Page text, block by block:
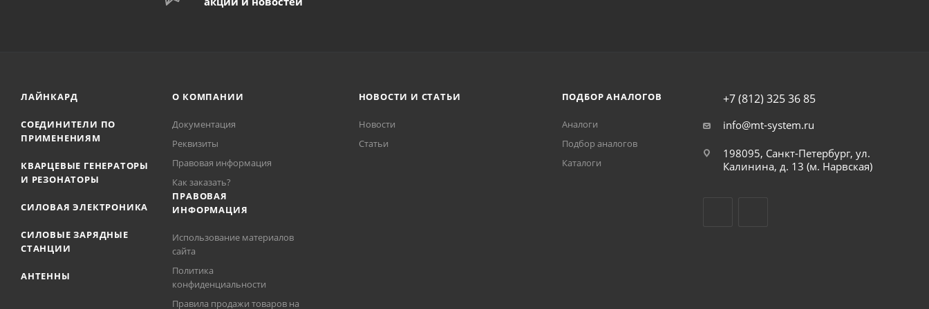
ЛАЙНКАРД
СОЕДИНИТЕЛИ ПО
ПРИМЕНЕНИЯМ
КВАРЦЕВЫЕ ГЕНЕРАТОРЫ
И РЕЗОНАТОРЫ
СИЛОВАЯ ЭЛЕКТРОНИКА
СИЛОВЫЕ ЗАРЯДНЫЕ
СТАНЦИИ
АНТЕННЫ
О КОМПАНИИ
Документация
Реквизиты
Правовая информация
Как заказать?
ПРАВОВАЯ
ИНФОРМАЦИЯ
Использование материалов
сайта
Политика
конфиденциальности
Правила продажи товаров на
НОВОСТИ И СТАТЬИ
Новости
Статьи
ПОДБОР АНАЛОГОВ
Аналоги
Подбор аналогов
Каталоги
+7 (812) 325 36 85
info@mt-system.ru
198095, Санкт-Петербург, ул.
Калинина, д. 13 (м. Нарвская)